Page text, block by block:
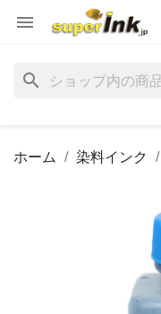

search
ホーム 染料インク